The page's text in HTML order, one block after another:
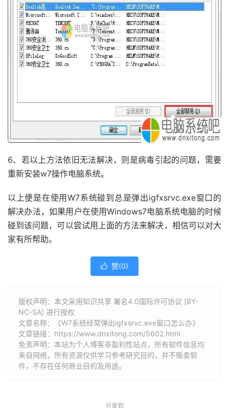
6、若以上方法依旧无法解决，则是病毒引起的问题，需要
重新安装w7操作电脑系统。
以上便是在使用W7系统碰到总是弹出igfxsrvc.exe窗口的
解决办法，如果用户在使用Windows7电脑系统电脑的时候
碰到该问题，可以尝试用上面的方法来解决，相信可以对大
家有所帮助。
 赞(0)
版权声明：本文采用知识共享 署名4.0国际许可协议 [BY-
NC-SA] 进行授权
文章名称：《W7系统经常弹出igfxsrvc.exe窗口怎么办》
文章链接： https://www.dnxitong.com/5602.html
免责声明：本站为个人博客非盈利性站点，所有软件信息均
来自网络，所有资源仅供学习参考研究目的，并不贩卖软
件，不存在任何商业目的及用途。
分享到